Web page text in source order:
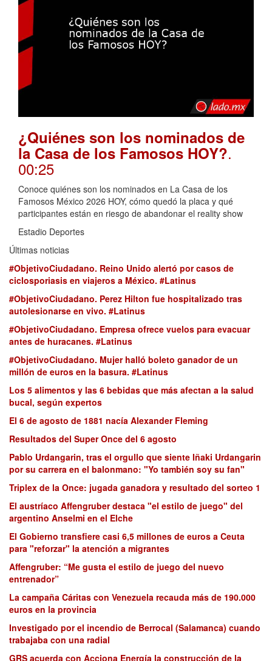
¿Quiénes son los nominados de
la Casa de los Famosos HOY?.
00:25
Conoce quiénes son los nominados en La Casa de los
Famosos México 2026 HOY, cómo quedó la placa y qué
participantes están en riesgo de abandonar el reality show
Estadio Deportes
Últimas noticias
#ObjetivoCiudadano. Reino Unido alertó por casos de
ciclosporiasis en viajeros a México. #Latinus
#ObjetivoCiudadano. Perez Hilton fue hospitalizado tras
autolesionarse en vivo. #Latinus
#ObjetivoCiudadano. Empresa ofrece vuelos para evacuar
antes de huracanes. #Latinus
#ObjetivoCiudadano. Mujer halló boleto ganador de un
millón de euros en la basura. #Latinus
Los 5 alimentos y las 6 bebidas que más afectan a la salud
bucal, según expertos
El 6 de agosto de 1881 nacía Alexander Fleming
Resultados del Super Once del 6 agosto
Pablo Urdangarin, tras el orgullo que siente Iñaki Urdangarin
por su carrera en el balonmano: "Yo también soy su fan"
Triplex de la Once: jugada ganadora y resultado del sorteo 1
El austríaco Affengruber destaca "el estilo de juego" del
argentino Anselmi en el Elche
El Gobierno transfiere casi 6,5 millones de euros a Ceuta
para "reforzar" la atención a migrantes
Affengruber: “Me gusta el estilo de juego del nuevo
entrenador”
La campaña Cáritas con Venezuela recauda más de 190.000
euros en la provincia
Investigado por el incendio de Berrocal (Salamanca) cuando
trabajaba con una radial
GRS acuerda con Acciona Energía la construcción de la